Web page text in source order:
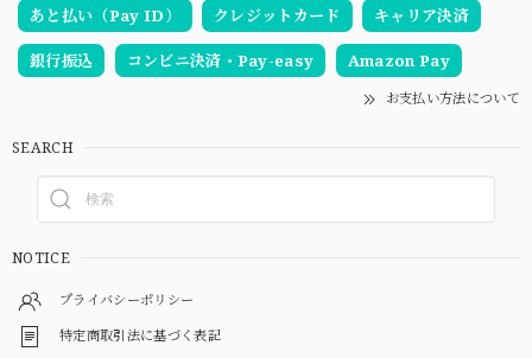
あと払い（Pay ID）
クレジットカード キャリア決済
銀行振込 コンビニ決済・Pay-easy Amazon Pay
お支払い方法について
SEARCH
NOTICE
プライバシーポリシー
特定商取引法に基づく表記